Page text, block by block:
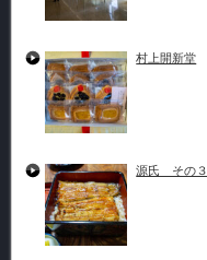
村上開新堂
源氏 その３